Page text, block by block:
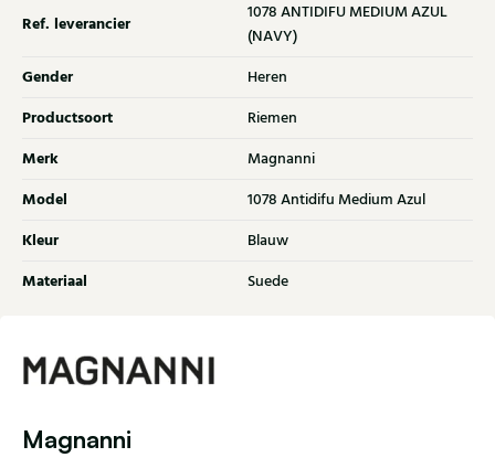
Ref. leverancier
1078 ANTIDIFU MEDIUM AZUL
(NAVY)
Gender Heren
Productsoort Riemen
Merk Magnanni
Model 1078 Antidifu Medium Azul
Kleur Blauw
Materiaal Suede
Magnanni